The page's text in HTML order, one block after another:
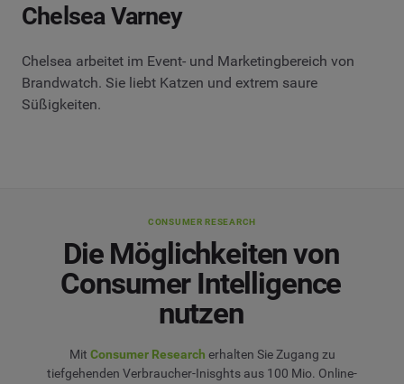
Chelsea Varney
Chelsea arbeitet im Event- und Marketingbereich von
Brandwatch. Sie liebt Katzen und extrem saure
Süßigkeiten.
CONSUMER RESEARCH
Die Möglichkeiten von
Consumer Intelligence
nutzen
Mit Consumer Research erhalten Sie Zugang zu
tiefgehenden Verbraucher-Inisghts aus 100 Mio. Online-